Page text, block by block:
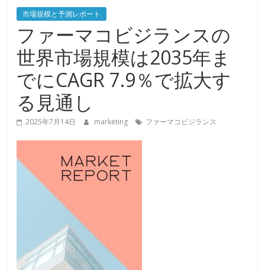
市場規模と予測レポート
ファーマコビジランスの
世界市場規模は2035年ま
でにCAGR 7.9％で拡大す
る見通し
2025年7月14日 marketing ファーマコビジランス